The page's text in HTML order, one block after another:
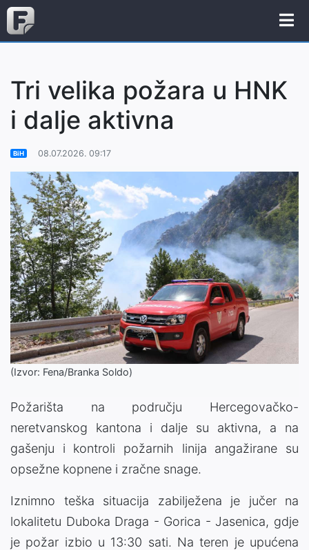
Tri velika požara u HNK
i dalje aktivna
BiH 08.07.2026. 09:17
(Izvor: Fena/Branka Soldo)
Požarišta na području Hercegovačko-
neretvanskog kantona i dalje su aktivna, a na
gašenju i kontroli požarnih linija angažirane su
opsežne kopnene i zračne snage.
Iznimno teška situacija zabilježena je jučer na
lokalitetu Duboka Draga - Gorica - Jasenica, gdje
je požar izbio u 13:30 sati. Na teren je upućena